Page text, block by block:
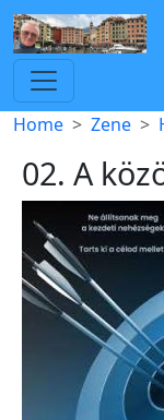
Skip to main
Home Zene
02. A